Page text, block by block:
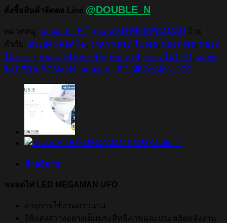
สั่งซื้อสินค้าติดต่อ Line @DOUBLE_N
หมวดหมู่: หลอดไฟ LED, หลอดไฟ LED MEGAMAN ป้าย
กำกับ: ขายส่ง หลอด ไฟ , ราคา หลอด ไฟ led , หลอด led , หลอด
ไฟ ราคา, หลอด ไฟ แอ ล อี ดี, หลอดไฟ , หลอดไฟ LED, หลอด
ไฟ LED MEGAMAN , หลอดไฟ LED MEGAMAN UFO
คำอธิบาย
หลอดไฟ LED MEGAMAN UFO
อายุการใช้งานยาวนาน
ให้แสงสว่างอย่างเต็มประสิทธิภาพและประหยัดพลังงาน